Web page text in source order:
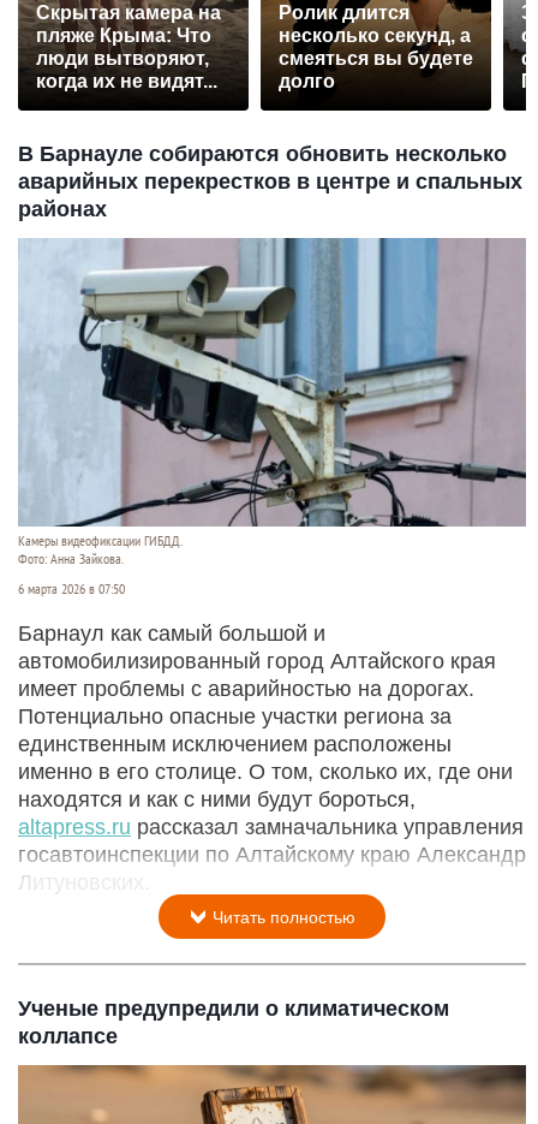
Скрытая камера на
пляже Крыма: Что
люди вытворяют,
когда их не видят...
Ролик длится
несколько секунд, а
смеяться вы будете
долго
В Барнауле собираются обновить несколько
аварийных перекрестков в центре и спальных
районах
Камеры видеофиксации ГИБДД.
Фото: Анна Зайкова.
6 марта 2026 в 07:50
Барнаул как самый большой и
автомобилизированный город Алтайского края
имеет проблемы с аварийностью на дорогах.
Потенциально опасные участки региона за
единственным исключением расположены
именно в его столице. О том, сколько их, где они
находятся и как с ними будут бороться,
altapress.ru рассказал замначальника управления
госавтоинспекции по Алтайскому краю Александр
Литуновских.
Читать полностью
Ученые предупредили о климатическом
коллапсе